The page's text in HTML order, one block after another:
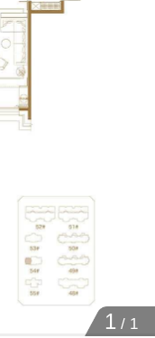
1 / 1